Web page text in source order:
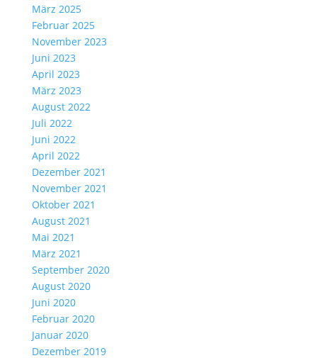
März 2025
Februar 2025
November 2023
Juni 2023
April 2023
März 2023
August 2022
Juli 2022
Juni 2022
April 2022
Dezember 2021
November 2021
Oktober 2021
August 2021
Mai 2021
März 2021
September 2020
August 2020
Juni 2020
Februar 2020
Januar 2020
Dezember 2019